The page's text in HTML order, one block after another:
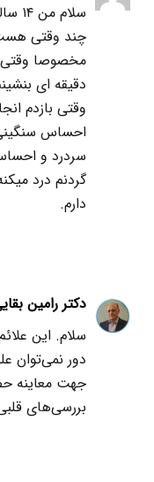
سلام من ۱۴ سالمه
چند وقتی
مخصوصا وقتی
دقیقه ای
وقتی بازدم
احساس
سردرد و
گردنم درد
دارم.
دکتر رامین
سلام. این
دور نمی‌توان
جهت معاینه
بررسی‌های